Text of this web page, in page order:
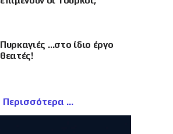
Πυρκαγιές …στο ίδιο έργο
θεατές!
Περισσότερα